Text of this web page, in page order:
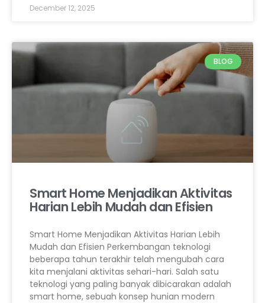
December 12, 2025
BLOG
Smart Home Menjadikan Aktivitas
Harian Lebih Mudah dan Efisien
Smart Home Menjadikan Aktivitas Harian Lebih
Mudah dan Efisien Perkembangan teknologi
beberapa tahun terakhir telah mengubah cara
kita menjalani aktivitas sehari-hari. Salah satu
teknologi yang paling banyak dibicarakan adalah
smart home, sebuah konsep hunian modern